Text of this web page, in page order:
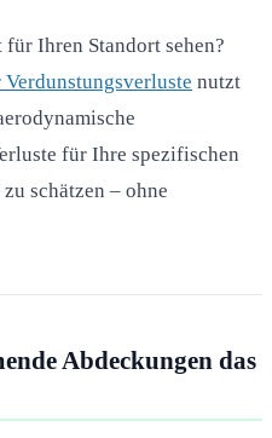
Ihren Standort sehen?
nutzt
für Ihre spezifischen
schätzen – ohne
Abdeckungen das